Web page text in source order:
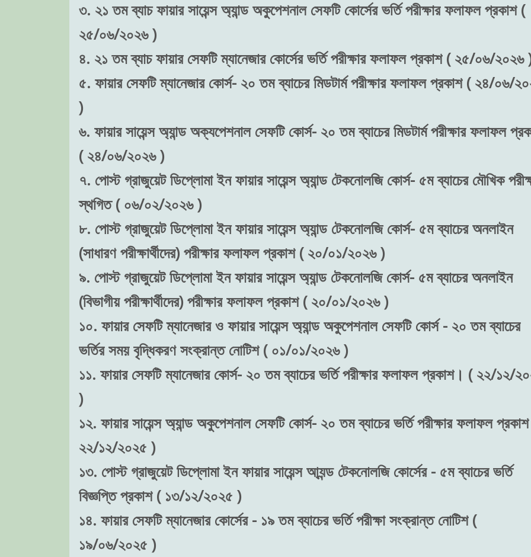
৩. ২১ তম ব্যাচ ফায়ার সায়েন্স অ্যান্ড অকুপেশনাল সেফটি কোর্সের ভর্তি পরীক্ষার ফলাফল প্রকাশ (
২৫/০৬/২০২৬ )
৪. ২১ তম ব্যাচ ফায়ার সেফটি ম্যানেজার কোর্সের ভর্তি পরীক্ষার ফলাফল প্রকাশ ( ২৫/০৬/২০২৬
৫. ফায়ার সেফটি ম্যানেজার কোর্স- ২০ তম ব্যাচের মিডটার্ম পরীক্ষার ফলাফল প্রকাশ ( ২৪/০৬/
)
৬. ফায়ার সায়েন্স অ্যান্ড অক্যপেশনাল সেফটি কোর্স- ২০ তম ব্যাচের মিডটার্ম পরীক্ষার ফলাফল
( ২৪/০৬/২০২৬ )
৭. পোস্ট গ্রাজুয়েট ডিপ্লোমা ইন ফায়ার সায়েন্স অ্যান্ড টেকনোলজি কোর্স- ৫ম ব্যাচের মৌখিক
স্থগিত ( ০৬/০২/২০২৬ )
৮. পোস্ট গ্রাজুয়েট ডিপ্লোমা ইন ফায়ার সায়েন্স অ্যান্ড টেকনোলজি কোর্স- ৫ম ব্যাচের অনলাইন
(সাধারণ পরীক্ষার্থীদের) পরীক্ষার ফলাফল প্রকাশ ( ২০/০১/২০২৬ )
৯. পোস্ট গ্রাজুয়েট ডিপ্লোমা ইন ফায়ার সায়েন্স অ্যান্ড টেকনোলজি কোর্স- ৫ম ব্যাচের অনলাইন
(বিভাগীয় পরীক্ষার্থীদের) পরীক্ষার ফলাফল প্রকাশ ( ২০/০১/২০২৬ )
১০. ফায়ার সেফটি ম্যানেজার ও ফায়ার সায়েন্স অ্যান্ড অকুপেশনাল সেফটি কোর্স - ২০ তম ব্যাচের
ভর্তির সময় বৃদ্ধিকরণ সংক্রান্ত নোটিশ ( ০১/০১/২০২৬ )
১১. ফায়ার সেফটি ম্যানেজার কোর্স- ২০ তম ব্যাচের ভর্তি পরীক্ষার ফলাফল প্রকাশ। ( ২২/১২/
)
১২. ফায়ার সায়েন্স অ্যান্ড অকুপেশনাল সেফটি কোর্স- ২০ তম ব্যাচের ভর্তি পরীক্ষার ফলাফল
২২/১২/২০২৫ )
১৩. পোস্ট গ্রাজুয়েট ডিপ্লোমা ইন ফায়ার সায়েন্স আ্যন্ড টেকনোলজি কোর্সের - ৫ম ব্যাচের ভর্তি
বিজ্ঞপ্তি প্রকাশ ( ১৩/১২/২০২৫ )
১৪. ফায়ার সেফটি ম্যানেজার কোর্সের - ১৯ তম ব্যাচের ভর্তি পরীক্ষা সংক্রান্ত নোটিশ (
১৯/০৬/২০২৫ )